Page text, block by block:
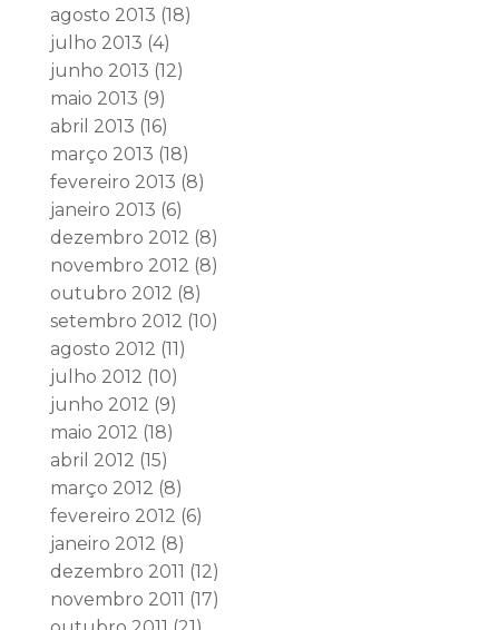
agosto 2013 (18)
julho 2013 (4)
junho 2013 (12)
maio 2013 (9)
abril 2013 (16)
março 2013 (18)
fevereiro 2013 (8)
janeiro 2013 (6)
dezembro 2012 (8)
novembro 2012 (8)
outubro 2012 (8)
setembro 2012 (10)
agosto 2012 (11)
julho 2012 (10)
junho 2012 (9)
maio 2012 (18)
abril 2012 (15)
março 2012 (8)
fevereiro 2012 (6)
janeiro 2012 (8)
dezembro 2011 (12)
novembro 2011 (17)